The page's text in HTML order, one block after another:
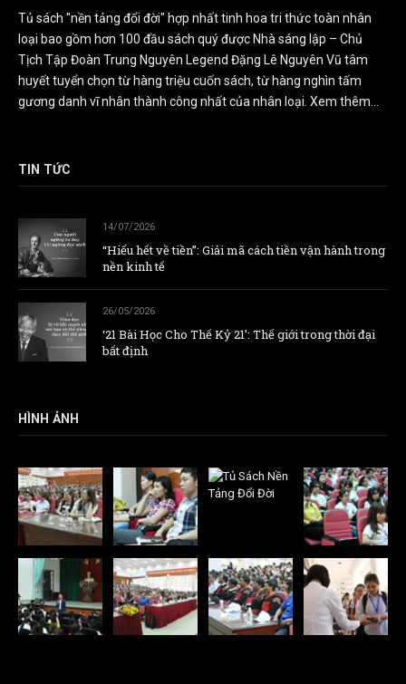
Tủ sách "nền tảng đổi đời" hợp nhất tinh hoa tri thức toàn nhân
loại bao gồm hơn 100 đầu sách quý được Nhà sáng lập – Chủ
Tịch Tập Đoàn Trung Nguyên Legend Đặng Lê Nguyên Vũ tâm
huyết tuyển chọn từ hàng triệu cuốn sách, từ hàng nghìn tấm
gương danh vĩ nhân thành công nhất của nhân loại. Xem thêm...
TIN TỨC
14/07/2026
“Hiểu hết về tiền”: Giải mã cách tiền vận hành trong
nền kinh tế
26/05/2026
‘21 Bài Học Cho Thế Kỷ 21’: Thế giới trong thời đại
bất định
HÌNH ẢNH